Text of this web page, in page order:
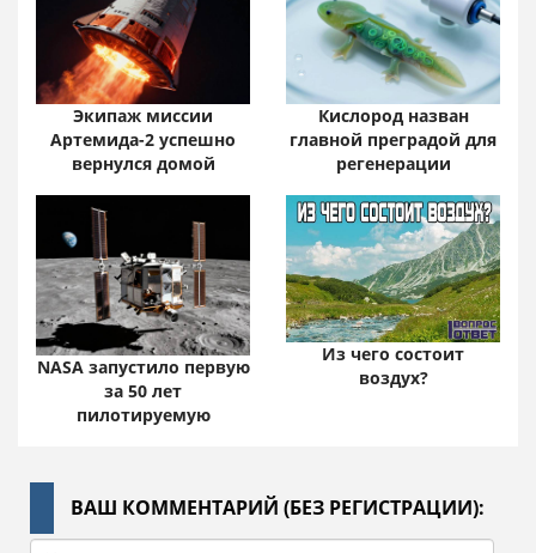
Экипаж миссии
Артемида-2 успешно
вернулся домой
Кислород назван
главной преградой для
регенерации
NASA запустило первую
за 50 лет
пилотируемую
Из чего состоит
воздух?
ВАШ КОММЕНТАРИЙ (БЕЗ РЕГИСТРАЦИИ):